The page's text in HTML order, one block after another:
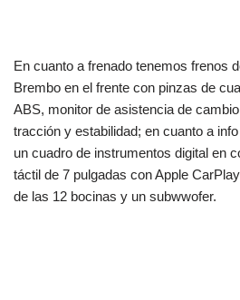
En cuanto a frenado tenemos frenos
Brembo en el frente con pinzas de
ABS, monitor de asistencia de
tracción y estabilidad; en cuanto a
un cuadro de instrumentos digital en
táctil de 7 pulgadas con Apple
de las 12 bocinas y un subwwofer.